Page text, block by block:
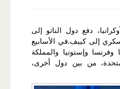
دفع دول الناتو إلى
إلى كييف.في الأسابيع
وفرنسا وإستونيا والمملكة
من بين دول أخرى،